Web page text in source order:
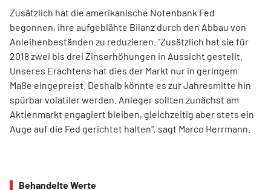
Zusätzlich hat die amerikanische Notenbank Fed
begonnen, ihre aufgeblähte Bilanz durch den Abbau von
Anleihenbeständen zu reduzieren. "Zusätzlich hat sie für
2018 zwei bis drei Zinserhöhungen in Aussicht gestellt.
Unseres Erachtens hat dies der Markt nur in geringem
Maße eingepreist. Deshalb könnte es zur Jahresmitte hin
spürbar volatiler werden. Anleger sollten zunächst am
Aktienmarkt engagiert bleiben, gleichzeitig aber stets ein
Auge auf die Fed gerichtet halten", sagt Marco Herrmann.
Behandelte Werte